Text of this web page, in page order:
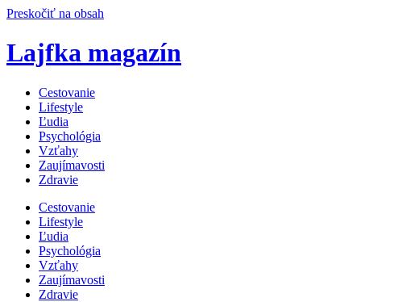
Preskočiť na obsah
Lajfka magazín
Cestovanie
Lifestyle
Ľudia
Psychológia
Vzťahy
Zaujímavosti
Zdravie
Cestovanie
Lifestyle
Ľudia
Psychológia
Vzťahy
Zaujímavosti
Zdravie